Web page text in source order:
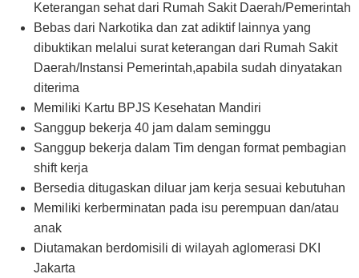
Keterangan sehat dari Rumah Sakit Daerah/Pemerintah
Bebas dari Narkotika dan zat adiktif lainnya yang
dibuktikan melalui surat keterangan dari Rumah Sakit
Daerah/Instansi Pemerintah,apabila sudah dinyatakan
diterima
Memiliki Kartu BPJS Kesehatan Mandiri
Sanggup bekerja 40 jam dalam seminggu
Sanggup bekerja dalam Tim dengan format pembagian
shift kerja
Bersedia ditugaskan diluar jam kerja sesuai kebutuhan
Memiliki kerberminatan pada isu perempuan dan/atau
anak
Diutamakan berdomisili di wilayah aglomerasi DKI
Jakarta